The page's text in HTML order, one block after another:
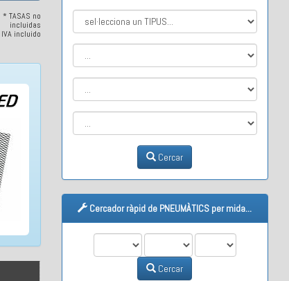
* TASAS no
incluidas
incluido
Cercar
Cercador ràpid de PNEUMÀTICS per mida...
M1 M2 M3
Cercar